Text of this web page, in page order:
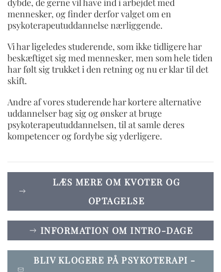
mennesker, og finder derfor valget om en
psykoterapeutuddannelse nærliggende.
Vi har ligeledes studerende, som ikke tidligere har
beskæftiget sig med mennesker, men som hele tiden
har følt sig trukket i den retning og nu er klar til det
skift.
Andre af vores studerende har kortere alternative
uddannelser bag sig og ønsker at bruge
psykoterapeutuddannelsen, til at samle deres
kompetencer og fordybe sig yderligere.
LÆS MERE OM KVOTER OG
OPTAGELSE
INFORMATION OM INTRO-DAGE
BLIV KLOGERE PÅ PSYKOTERAPI -